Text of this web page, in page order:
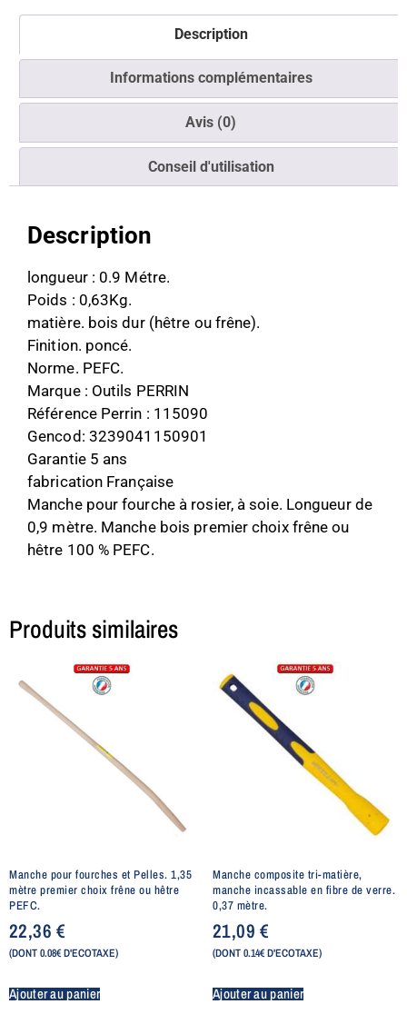
Description
Informations complémentaires
Avis (0)
Conseil d'utilisation
Description
longueur : 0.9 Métre.
Poids : 0,63Kg.
matière. bois dur (hêtre ou frêne).
Finition. poncé.
Norme. PEFC.
Marque : Outils PERRIN
Référence Perrin : 115090
Gencod: 3239041150901
Garantie 5 ans
fabrication Française
Manche pour fourche à rosier, à soie. Longueur de
0,9 mètre. Manche bois premier choix frêne ou
hêtre 100 % PEFC.
Produits similaires
Manche pour fourches et Pelles. 1,35
mètre premier choix frêne ou hêtre
PEFC.
22,36€
(DONT 0.08€ D'ECOTAXE)
Ajouter au panier
Manche composite tri-matière,
manche incassable en fibre de verre.
0,37 mètre.
21,09€
(DONT 0.14€ D'ECOTAXE)
Ajouter au panier